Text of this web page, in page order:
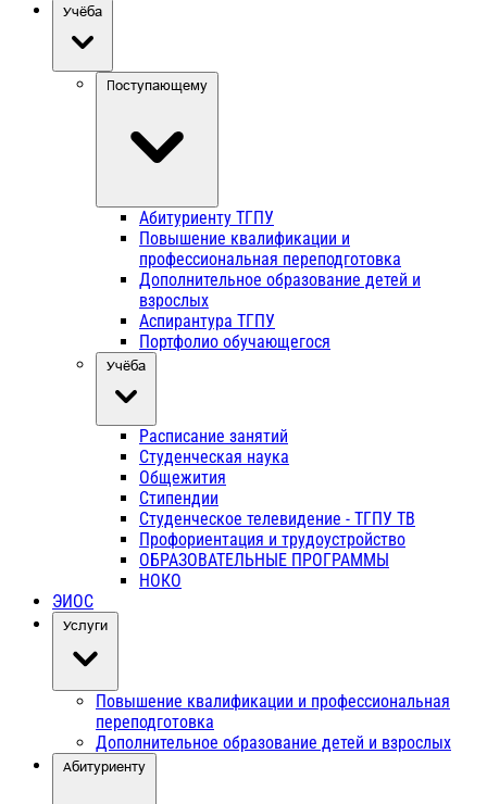
Учёба
Поступающему
Абитуриенту ТГПУ
Повышение квалификации и
профессиональная переподготовка
Дополнительное образование детей и
взрослых
Аспирантура ТГПУ
Портфолио обучающегося
Учёба
Расписание занятий
Студенческая наука
Общежития
Стипендии
Студенческое телевидение - ТГПУ ТВ
Профориентация и трудоустройство
ОБРАЗОВАТЕЛЬНЫЕ ПРОГРАММЫ
НОКО
ЭИОС
Услуги
Повышение квалификации и профессиональная
переподготовка
Дополнительное образование детей и взрослых
Абитуриенту